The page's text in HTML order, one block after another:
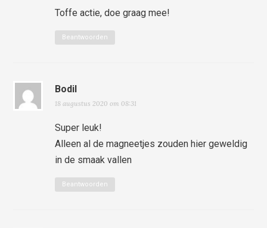
Toffe actie, doe graag mee!
Beantwoorden
Bodil
18 augustus 2020 om 08:31
Super leuk!
Alleen al de magneetjes zouden hier geweldig
in de smaak vallen
Beantwoorden